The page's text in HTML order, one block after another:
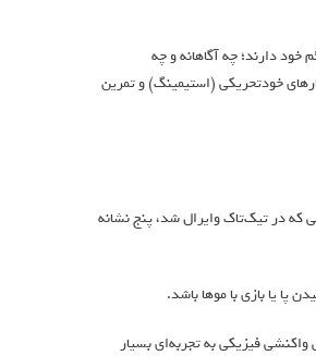
خود دارند؛ چه آگاهانه و چه
خودتحریکی (استیمینگ) و تمرین
که در تیک‌تاک وایرال شد، پنج نشانه
یا بازی با موها باشد.
فیزیکی به تجربه‌ای بسیار